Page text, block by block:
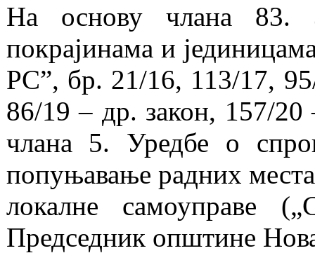
На основу члана 83.
покрајинама и
РС”, бр. 21/16, 113/17,
86/19 – др. закон, 157/
члана 5. Уредбе о
попуњавање радних
локалне самоуправе
Председник општине